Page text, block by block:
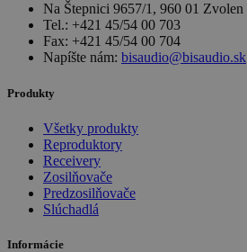
Na Štepnici 9657/1, 960 01 Zvolen
Tel.: +421 45/54 00 703
Fax: +421 45/54 00 704
Napíšte nám: bisaudio@bisaudio.sk
Produkty
Všetky produkty
Reproduktory
Receivery
Zosilňovače
Predzosilňovače
Slúchadlá
Informácie